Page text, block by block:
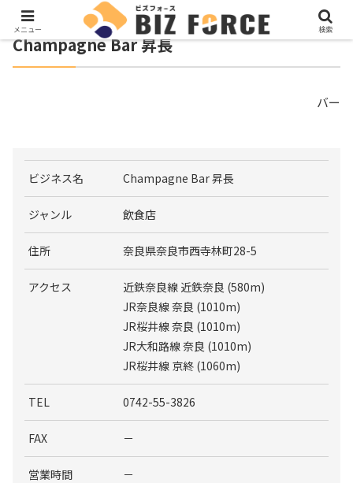
Champagne Bar 昇長
バー
ビジネス名 Champagne Bar 昇長
ジャンル 飲食店
住所 奈良県奈良市西寺林町28-5
アクセス
近鉄奈良線 近鉄奈良 (580m)
JR奈良線 奈良 (1010m)
JR桜井線 奈良 (1010m)
JR大和路線 奈良 (1010m)
JR桜井線 京終 (1060m)
TEL 0742-55-3826
FAX －
営業時間 －
メニュー 検索